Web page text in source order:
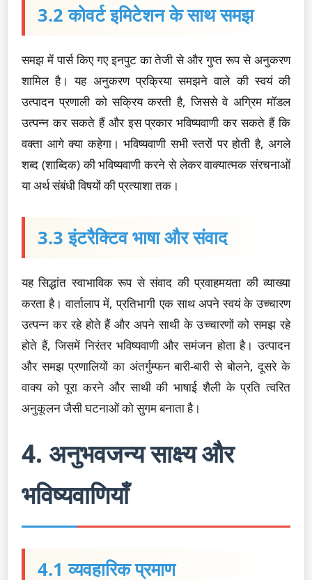
3.2 कोवर्ट इमिटेशन के साथ समझ
समझ में पार्स किए गए इनपुट का तेजी से और गुप्त रूप से अनुकरण
शामिल है। यह अनुकरण प्रक्रिया समझने वाले की स्वयं की
उत्पादन प्रणाली को सक्रिय करती है, जिससे वे अग्रिम मॉडल
उत्पन्न कर सकते हैं और इस प्रकार भविष्यवाणी कर सकते हैं कि
वक्ता आगे क्या कहेगा। भविष्यवाणी सभी स्तरों पर होती है, अगले
शब्द (शाब्दिक) की भविष्यवाणी करने से लेकर वाक्यात्मक संरचनाओं
या अर्थ संबंधी विषयों की प्रत्याशा तक।
3.3 इंटरैक्टिव भाषा और संवाद
यह सिद्धांत स्वाभाविक रूप से संवाद की प्रवाहमयता की व्याख्या
करता है। वार्तालाप में, प्रतिभागी एक साथ अपने स्वयं के उच्चारण
उत्पन्न कर रहे होते हैं और अपने साथी के उच्चारणों को समझ रहे
होते हैं, जिसमें निरंतर भविष्यवाणी और समंजन होता है। उत्पादन
और समझ प्रणालियों का अंतर्गुम्फन बारी-बारी से बोलने, दूसरे के
वाक्य को पूरा करने और साथी की भाषाई शैली के प्रति त्वरित
अनुकूलन जैसी घटनाओं को सुगम बनाता है।
4. अनुभवजन्य साक्ष्य और
भविष्यवाणियाँ
4.1 व्यवहारिक प्रमाण